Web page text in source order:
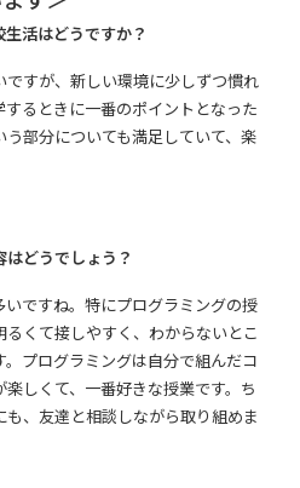
活はどうですか？
すが、新しい環境に少しずつ慣れ
るときに一番のポイントとなった
う部分についても満足していて、楽
どうでしょう？
ですね。特にプログラミングの授
くて接しやすく、わからないとこ
プログラミングは自分で組んだコ
しくて、一番好きな授業です。ち
、友達と相談しながら取り組めま